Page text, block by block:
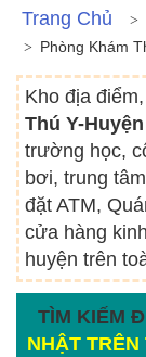
Trang Chủ
Phòng Khám
Kho địa
Thú Y-
trường học,
bơi, trung
đặt ATM,
cửa hàng
huyện trên
TÌM KIẾM
NHẬT